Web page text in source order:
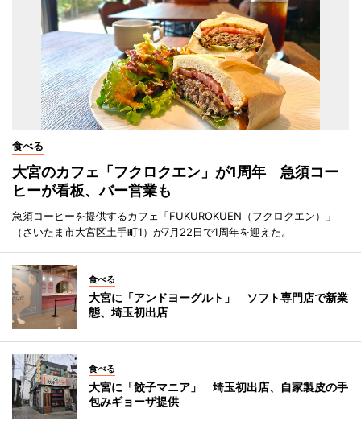
食べる
大宮のカフェ「フクロクエン」が1周年 急須コー
ヒーが看板、バー営業も
急須コーヒーを提供するカフェ「FUKUROKUEN（フクロクエン）」
（さいたま市大宮区土手町1）が7月22日で1周年を迎えた。
食べる
大宮に「アンドヨーグルト」 ソフト専門店で新業
態、埼玉初出店
食べる
大宮に「餃子マニア」 埼玉初出店、自家製皮の手
包みギョーザ提供